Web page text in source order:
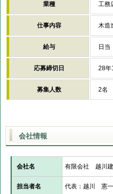
業種 工務
仕事内容 木造
給与 日当
応募締切日 28年
募集人数 2名
会社情報
会社名 有限会社 越川
担当者名 代表：越川 憲一